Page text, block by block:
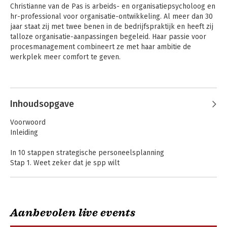
RECENSIE
'Een praktisch en lekker leesbaar boek om de 'reis' van
strategische personeelsplanning te ondernemen en op koers
te blijven. Een aanrader voor iedereen die werkzaam en/of
geïnteresseerd is in de daadwerkelijke praktijk van
personeelsmanagement.' - Ellen Spijkerman – Directie en
Christianne van de Pas is arbeids- en organisatiepsycholoog en
hr-professional voor organisatie-ontwikkeling. Al meer dan 30
jaar staat zij met twee benen in de bedrijfspraktijk en heeft zij
talloze organisatie-aanpassingen begeleid. Haar passie voor
procesmanagement combineert ze met haar ambitie de
werkplek meer comfort te geven.
Inhoudsopgave
Voorwoord
Inleiding
In 10 stappen strategische personeelsplanning
Stap 1. Weet zeker dat je spp wilt
Stap 5. Zet alle turbulentie op de kaart
Stap 6. Inventariseer de opties
Aanbevolen live events